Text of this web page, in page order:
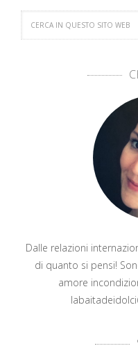
Dalle relazioni
di quanto si pensi!
amore